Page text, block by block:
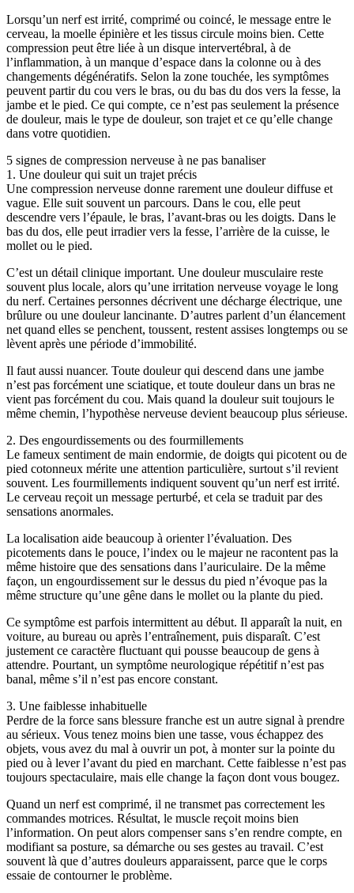
Lorsqu’un nerf est irrité, comprimé ou coincé, le message entre le
cerveau, la moelle épinière et les tissus circule moins bien. Cette
compression peut être liée à un disque intervertébral, à de
l’inflammation, à un manque d’espace dans la colonne ou à des
changements dégénératifs. Selon la zone touchée, les symptômes
peuvent partir du cou vers le bras, ou du bas du dos vers la fesse, la
jambe et le pied. Ce qui compte, ce n’est pas seulement la présence
de douleur, mais le type de douleur, son trajet et ce qu’elle change
dans votre quotidien.
5 signes de compression nerveuse à ne pas banaliser
1. Une douleur qui suit un trajet précis
Une compression nerveuse donne rarement une douleur diffuse et
vague. Elle suit souvent un parcours. Dans le cou, elle peut
descendre vers l’épaule, le bras, l’avant-bras ou les doigts. Dans le
bas du dos, elle peut irradier vers la fesse, l’arrière de la cuisse, le
mollet ou le pied.
C’est un détail clinique important. Une douleur musculaire reste
souvent plus locale, alors qu’une irritation nerveuse voyage le long
du nerf. Certaines personnes décrivent une décharge électrique, une
brûlure ou une douleur lancinante. D’autres parlent d’un élancement
net quand elles se penchent, toussent, restent assises longtemps ou se
lèvent après une période d’immobilité.
Il faut aussi nuancer. Toute douleur qui descend dans une jambe
n’est pas forcément une sciatique, et toute douleur dans un bras ne
vient pas forcément du cou. Mais quand la douleur suit toujours le
même chemin, l’hypothèse nerveuse devient beaucoup plus sérieuse.
2. Des engourdissements ou des fourmillements
Le fameux sentiment de main endormie, de doigts qui picotent ou de
pied cotonneux mérite une attention particulière, surtout s’il revient
souvent. Les fourmillements indiquent souvent qu’un nerf est irrité.
Le cerveau reçoit un message perturbé, et cela se traduit par des
sensations anormales.
La localisation aide beaucoup à orienter l’évaluation. Des
picotements dans le pouce, l’index ou le majeur ne racontent pas la
même histoire que des sensations dans l’auriculaire. De la même
façon, un engourdissement sur le dessus du pied n’évoque pas la
même structure qu’une gêne dans le mollet ou la plante du pied.
Ce symptôme est parfois intermittent au début. Il apparaît la nuit, en
voiture, au bureau ou après l’entraînement, puis disparaît. C’est
justement ce caractère fluctuant qui pousse beaucoup de gens à
attendre. Pourtant, un symptôme neurologique répétitif n’est pas
banal, même s’il n’est pas encore constant.
3. Une faiblesse inhabituelle
Perdre de la force sans blessure franche est un autre signal à prendre
au sérieux. Vous tenez moins bien une tasse, vous échappez des
objets, vous avez du mal à ouvrir un pot, à monter sur la pointe du
pied ou à lever l’avant du pied en marchant. Cette faiblesse n’est pas
toujours spectaculaire, mais elle change la façon dont vous bougez.
Quand un nerf est comprimé, il ne transmet pas correctement les
commandes motrices. Résultat, le muscle reçoit moins bien
l’information. On peut alors compenser sans s’en rendre compte, en
modifiant sa posture, sa démarche ou ses gestes au travail. C’est
souvent là que d’autres douleurs apparaissent, parce que le corps
essaie de contourner le problème.